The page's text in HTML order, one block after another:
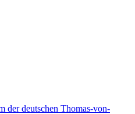
der deut­schen Thomas-von-